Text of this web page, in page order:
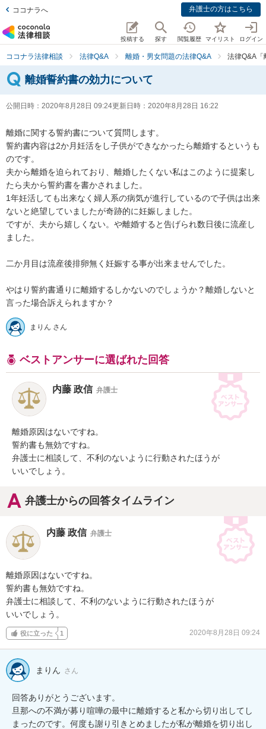
ココナラへ 弁護士の方はこちら
投稿する 探す 閲覧履歴 マイリスト ログイン
ココナラ法律相談 法律Q&A 離婚・男女問題の法律Q&A 法律Q&A「
離婚誓約書の効力について
公開日時： 2020年8月28日 09:24更新日時： 2020年8月28日 16:22
離婚に関する誓約書について質問します。
誓約書内容は2か月妊活をし子供ができなかったら離婚するというも
のです。
夫から離婚を迫られており、離婚したくない私はこのように提案し
たら夫から誓約書を書かされました。
1年妊活しても出来なく婦人系の病気が進行しているので子供は出来
ないと絶望していましたが奇跡的に妊娠しました。
ですが、夫から嬉しくない。や離婚すると告げられ数日後に流産し
ました。
二か月目は流産後排卵無く妊娠する事が出来ませんでした。
やはり誓約書通りに離婚するしかないのでしょうか？離婚しないと
まりん さん
ベストアンサーに選ばれた回答
内藤 政信 弁護士
離婚原因はないですね。
誓約書も無効ですね。
弁護士に相談して、不利のないように行動されたほうが
いいでしょう。
弁護士からの回答タイムライン
内藤 政信 弁護士
離婚原因はないですね。
誓約書も無効ですね。
弁護士に相談して、不利のないように行動されたほうが
いいでしょう。
役に立った 1 2020年8月28日 09:24
まりん さん
回答ありがとうございます。
旦那への不満が募り喧嘩の最中に離婚すると私から切り出してし
まったのです。何度も謝り引きとめましたが私が離婚を切り出し